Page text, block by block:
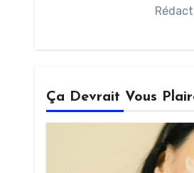
Ça Devrait Vous